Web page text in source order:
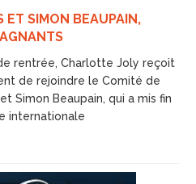
ET SIMON BEAUPAIN,
rentrée, Charlotte Joly reçoit
de rejoindre le Comité de
Simon Beaupain, qui a mis fin
internationale